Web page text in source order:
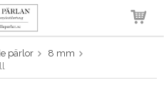
blivit tillagd i
pärlor
8 mm